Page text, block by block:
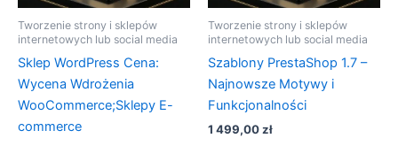
Tworzenie strony i sklepów
internetowych lub social media
Sklep WordPress Cena:
Wycena Wdrożenia
WooCommerce;Sklepy E-
commerce
Tworzenie strony i sklepów
internetowych lub social media
Szablony PrestaShop 1.7 –
Najnowsze Motywy i
Funkcjonalności
1 499,00zł